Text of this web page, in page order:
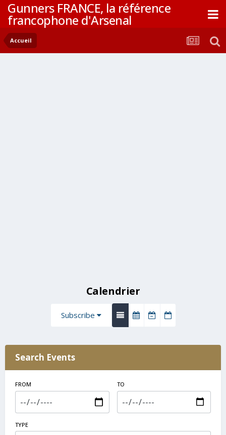
Gunners FRANCE, la référence
francophone d'Arsenal
Accueil
Calendrier
Subscribe
Search Events
FROM TO
TYPE